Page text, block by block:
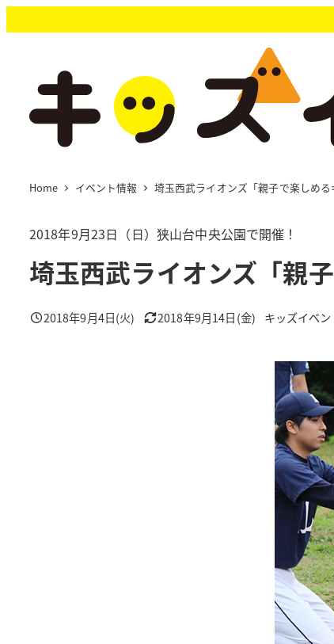
イ
Home イベント情報 埼玉西武ライオンズ「親子で楽しめる
2018年9月23日（日）狭山台中央公園で開催！
埼玉西武ライオンズ「親
投稿日
2018年9月4日(火) 更新日
2018年9月14日(金)
著
キッズイベ